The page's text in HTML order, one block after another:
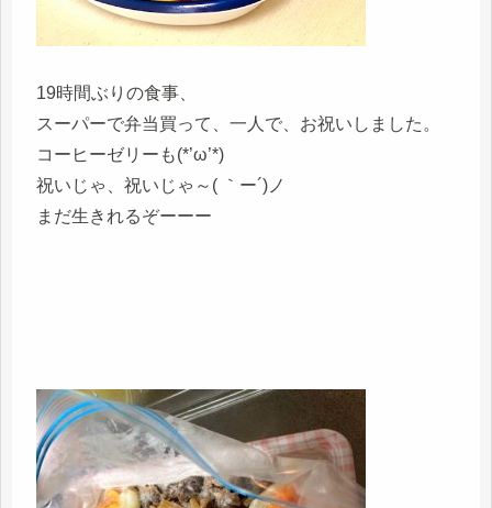
19時間ぶりの食事、
スーパーで弁当買って、一人で、お祝いしました。
コーヒーゼリーも(*’ω’*)
祝いじゃ、祝いじゃ～( ｀ー´)ノ
まだ生きれるぞーーー